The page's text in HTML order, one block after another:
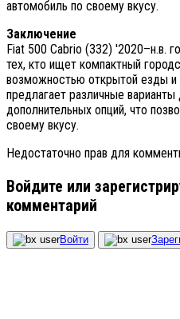
автомобиль по своему вкусу.
Заключение
Fiat 500 Cabrio (332) '2020–н.в.
тех, кто ищет компактный
возможностью открытой езды
предлагает различные варианты
дополнительных опций, что
своему вкусу.
Недостаточно прав для
Войдите или
комментарий
Войти